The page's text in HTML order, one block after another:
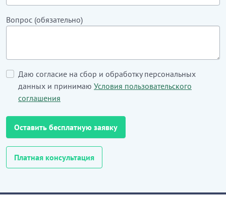
Вопрос (обязательно)
Даю согласие на сбор и обработку персональных
данных и принимаю Условия пользовательского
соглашения
Оставить бесплатную заявку
Платная консультация